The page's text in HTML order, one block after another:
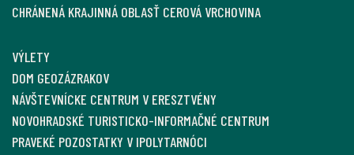
CHRÁNENÁ KRAJINNÁ OBLASŤ CEROVÁ VRCHOVINA
VÝLETY
DOM GEOZÁZRAKOV
NÁVŠTEVNÍCKE CENTRUM V ERESZTVÉNY
NOVOHRADSKÉ TURISTICKO-INFORMAČNÉ CENTRUM
PRAVEKÉ POZOSTATKY V IPOLYTARNÓCI